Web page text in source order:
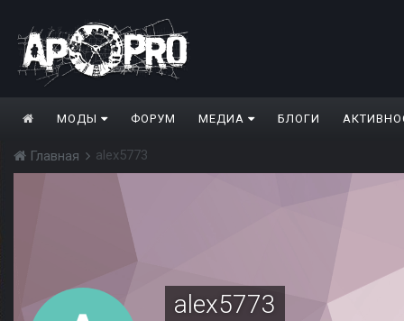
МОДЫ ФОРУМ МЕДИА БЛОГИ
Главная alex5773
alex5773